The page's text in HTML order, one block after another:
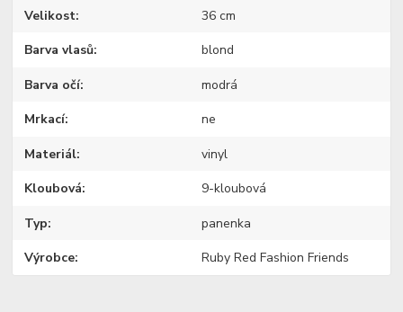
Velikost 36 cm
Barva vlasů blond
Barva očí modrá
Mrkací ne
Materiál vinyl
Kloubová 9-kloubová
Typ panenka
Výrobce Ruby Red Fashion Friends